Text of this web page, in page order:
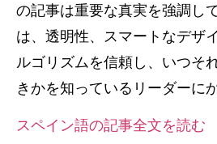
の記事は重要な真実を強調し
は、透明性、スマートなデザ
ルゴリズムを信頼し、いつそ
きかを知っているリーダーに
スペイン語の記事全文を読む